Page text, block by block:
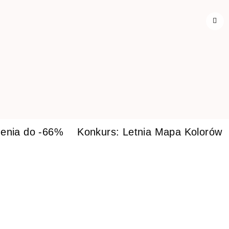
do -66% Konkurs: Letnia Mapa Kolorów